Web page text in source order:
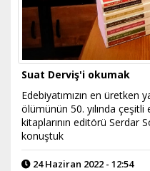
Suat Derviş'i okumak
Edebiyatımızın en üretken
ölümünün 50. yılında
kitaplarının editörü Serdar
konuştuk
24 Haziran 2022 - 12:54